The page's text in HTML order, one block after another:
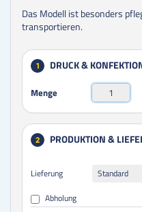
Das Modell ist besonders
transportieren.
1 DRUCK &
Menge
2 PRODUKTION &
Lieferung
Standard
Abholung